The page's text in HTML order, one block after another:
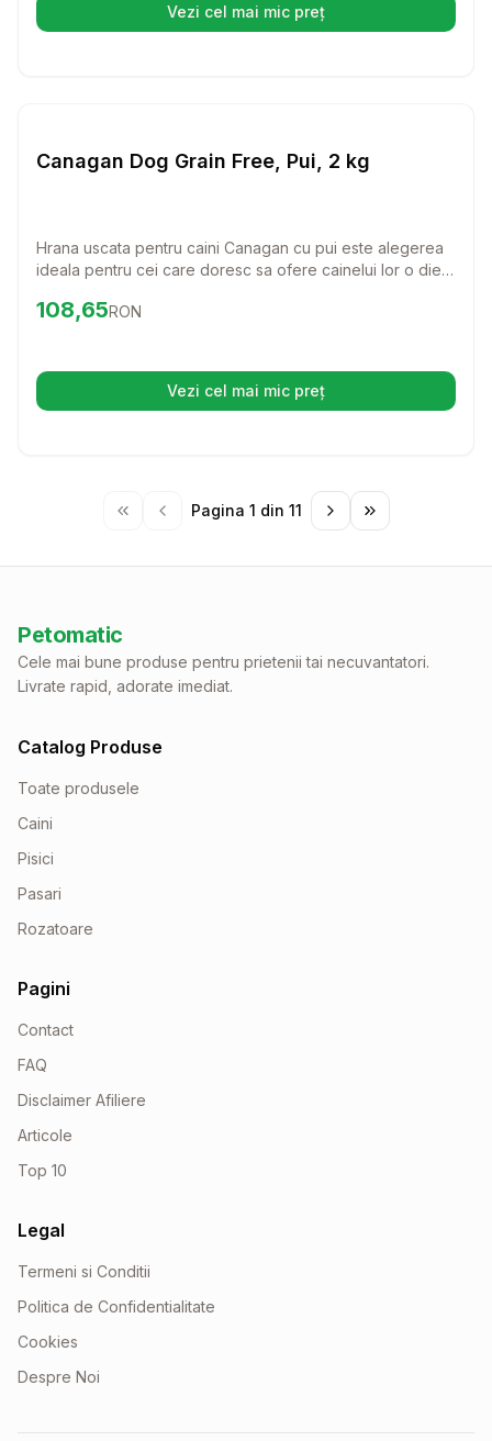
Vezi cel mai mic preț(se deschide într-o filă nouă)
Canagan Dog Grain Free, Pui, 2 kg
Hrana uscata pentru caini Canagan cu pui este alegerea
ideala pentru cei care doresc sa ofere cainelui lor o dieta
de origine animala, aceasta hrana nu doar ca este
Preț: 108.65
108,65RON
Vezi cel mai mic preț(se deschide într-o filă nouă)
Pagina 1 din 11
Petomatic
Cele mai bune produse pentru prietenii tai necuvantatori.
Livrate rapid, adorate imediat.
Catalog Produse
Toate produsele
Caini
Pisici
Pasari
Rozatoare
Pagini
Contact
FAQ
Disclaimer Afiliere
Articole
Top 10
Legal
Termeni si Conditii
Politica de Confidentialitate
Cookies
Despre Noi